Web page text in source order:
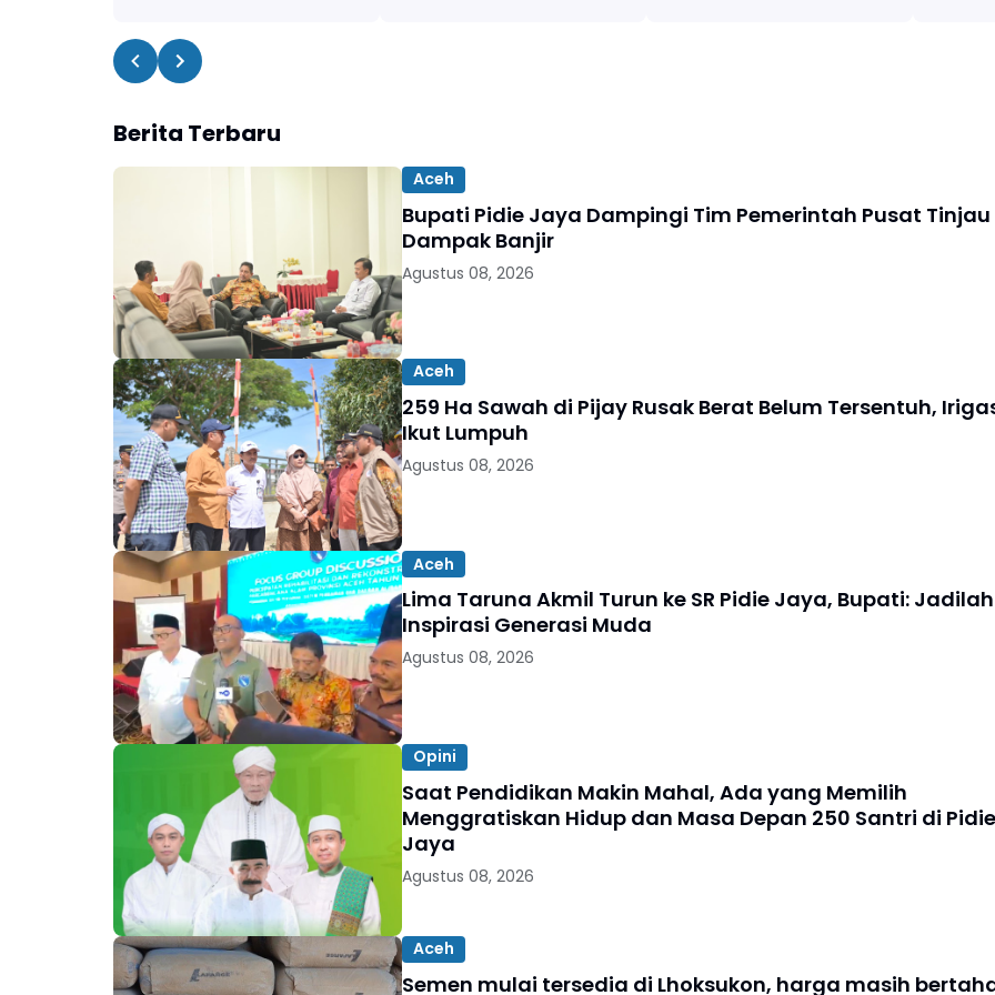
Berita Terbaru
Aceh
Bupati Pidie Jaya Dampingi Tim Pemerintah Pusat Tinjau
Dampak Banjir
Agustus 08, 2026
Aceh
259 Ha Sawah di Pijay Rusak Berat Belum Tersentuh,
Ikut Lumpuh
Agustus 08, 2026
Aceh
Lima Taruna Akmil Turun ke SR Pidie Jaya, Bupati: Jadilah
Inspirasi Generasi Muda
Agustus 08, 2026
Opini
Saat Pendidikan Makin Mahal, Ada yang Memilih
Menggratiskan Hidup dan Masa Depan 250 Santri di Pidie
Jaya
Agustus 08, 2026
Aceh
Semen mulai tersedia di Lhoksukon, harga masih